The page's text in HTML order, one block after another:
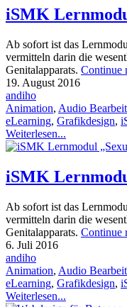
iSMK
Ab sofort ist das
vermitteln darin die
Genitalapparats. Continue
19. August 2016
andiho
Animation, Audio
eLearning, Grafikdesign,
Weiterlesen...
iSMK
Ab sofort ist das
vermitteln darin die
Genitalapparats. Continue
6. Juli 2016
andiho
Animation, Audio
eLearning, Grafikdesign,
Weiterlesen...